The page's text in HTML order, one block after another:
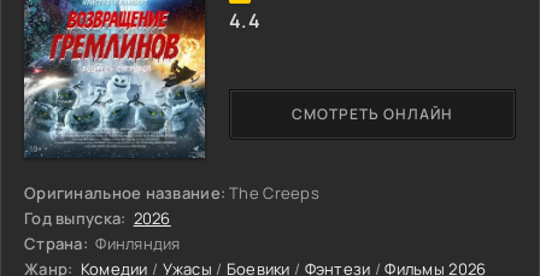
Оригинальное название: The Creeps
Год выпуска: 2026
Страна: Финляндия
Жанр: Комедии / Ужасы / Боевики / Фэнтези /Фильмы 2026
СМОТРЕТЬ ОНЛАЙН
4.4